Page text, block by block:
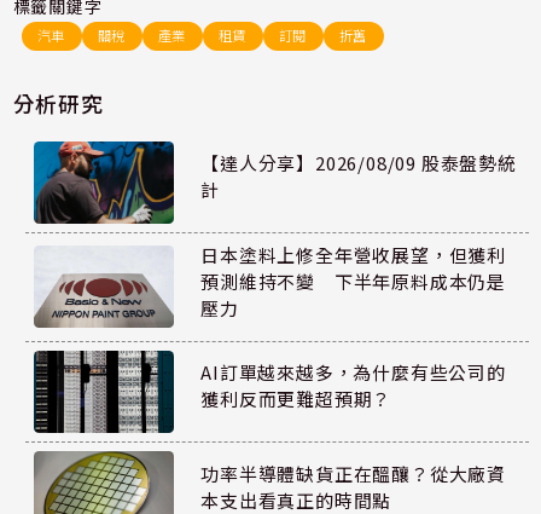
標籤關鍵字
汽車 關稅 產業 租賃 訂閱 折舊
分析研究
【達人分享】2026/08/09 股泰盤勢統
計
日本塗料上修全年營收展望，但獲利
預測維持不變 下半年原料成本仍是
壓力
AI訂單越來越多，為什麼有些公司的
獲利反而更難超預期？
功率半導體缺貨正在醞釀？從大廠資
本支出看真正的時間點